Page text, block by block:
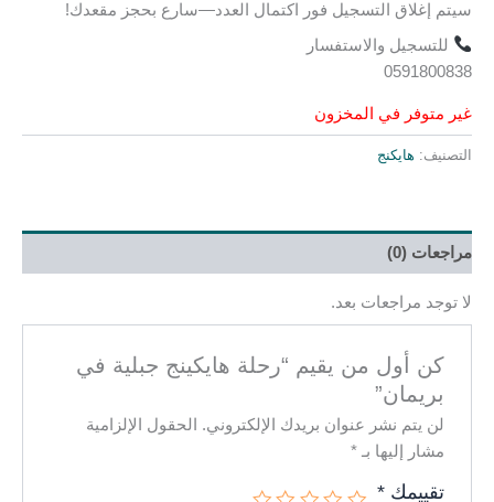
سيتم إغلاق التسجيل فور اكتمال العدد—سارع بحجز مقعدك!
للتسجيل والاستفسار
0591800838
غير متوفر في المخزون
التصنيف: هايكنج
مراجعات (0)
لا توجد مراجعات بعد.
كن أول من يقيم “رحلة هايكينج جبلية في
بريمان”
لن يتم نشر عنوان بريدك الإلكتروني.
الحقول الإلزامية
مشار إليها بـ*
تقييمك*